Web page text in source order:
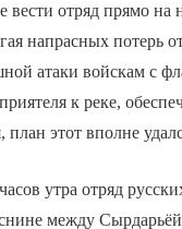
вести отряд прямо на
напрасных потерь
атаки войскам с
к реке,
план этот вполне
утра отряд
между